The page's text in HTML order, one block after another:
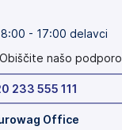
8:00 - 17:00 delavci
Obiščite našo podporo
233 555 111
Office